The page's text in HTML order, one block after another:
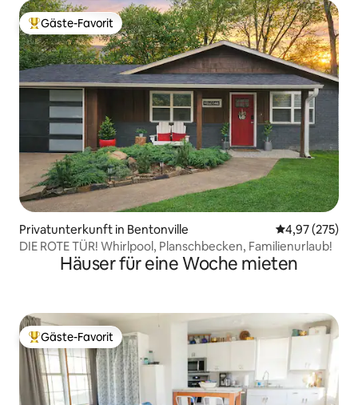
Beliebter Gäste-Favorit.
Gäste-Favorit
Privatunterkunft in Bentonville
4,97 (275)
DIE ROTE TÜR! Whirlpool, Planschbecken, Familienurlaub!
Häuser für eine Woche mieten
Beliebter Gäste-Favorit.
Gäste-Favorit